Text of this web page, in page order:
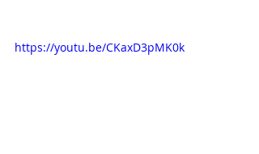
https://youtu.be/CKaxD3pMK0k